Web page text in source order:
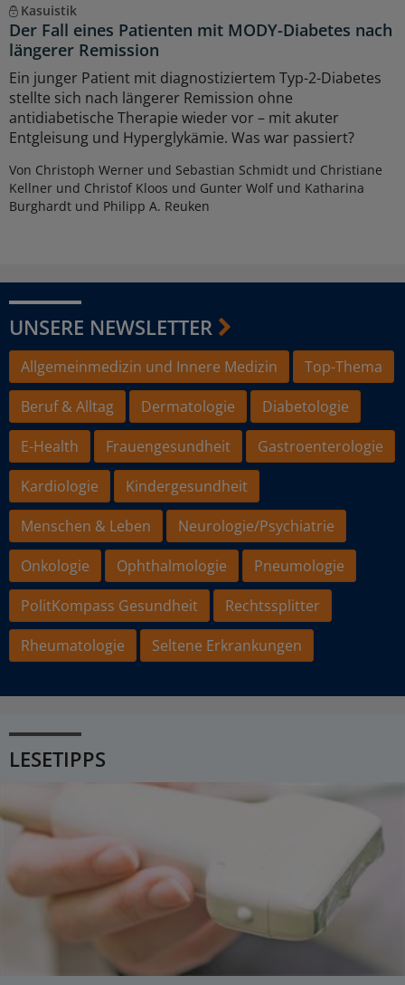
Kasuistik
Der Fall eines Patienten mit MODY-Diabetes nach
längerer Remission
Ein junger Patient mit diagnostiziertem Typ-2-Diabetes
stellte sich nach längerer Remission ohne
antidiabetische Therapie wieder vor – mit akuter
Entgleisung und Hyperglykämie. Was war passiert?
Von Christoph Werner und Sebastian Schmidt und Christiane
Kellner und Christof Kloos und Gunter Wolf und Katharina
Burghardt und Philipp A. Reuken
UNSERE NEWSLETTER
Allgemeinmedizin und Innere Medizin
Top-Thema
Beruf & Alltag
Dermatologie
Diabetologie
E-Health
Frauengesundheit
Gastroenterologie
Kardiologie
Kindergesundheit
Menschen & Leben
Neurologie/Psychiatrie
Onkologie
Ophthalmologie
Pneumologie
PolitKompass Gesundheit
Rechtssplitter
Rheumatologie
Seltene Erkrankungen
LESETIPPS